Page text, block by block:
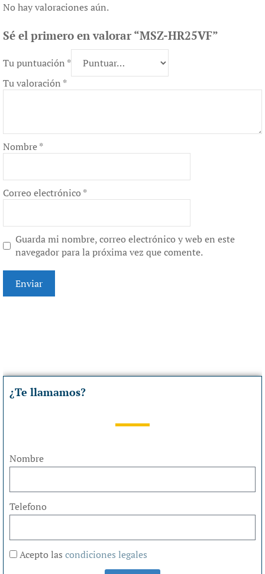
No hay valoraciones aún.
Sé el primero en valorar “MSZ-HR25VF”
Tu puntuación *
Tu valoración *
Nombre*
Correo electrónico *
Guarda mi nombre, correo electrónico y web en este
navegador para la próxima vez que comente.
¿Te llamamos?
Nombre
Telefono
Acepto las condiciones legales